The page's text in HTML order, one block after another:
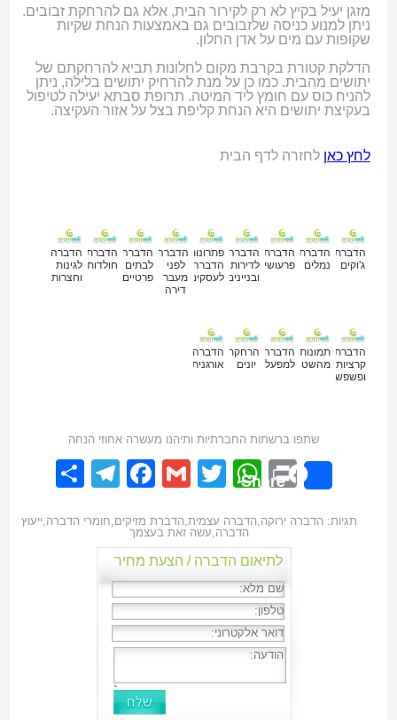
מזגן יעיל בקיץ לא רק לקירור הבית, אלא גם להרחקת זבובים.
ניתן למנוע כניסה שלזבובים גם באמצעות הנחת שקיות
שקופות עם מים על אדן החלון.
הדלקת קטורת בקרבת מקום לחלונות תביא להרחקתם של
יתושים מהבית. כמו כן על מנת להרחיק יתושים בלילה, ניתן
להניח כוס עם חומץ ליד המיטה. תרופת סבתא יעילה לטיפול
בעקיצת יתושים היא הנחת קליפת בצל על אזור העקיצה.
לחץ כאן לחזרה לדף הבית
הדברת
ג'וקים
הדברת
נמלים
הדברת
פרעושים
הדברה
לדירות
ובניינים
פתרונות
הדברה
לעסקים
הדברה
לפני
מעבר
דירה
הדברה
לבתים
פרטיים
הדברת
חולדות
הדברה
לגינות
וחצרות
הדברת
קרציות
ופשפשים
תמונות
מהשטח
הדברה
למפעלים
הרחקת
יונים
הדברה
אורגנית
שתפו ברשתות החברתיות ותיהנו מעשרה אחוזי הנחה
Share
Print
WhatsApp
Twitter
Gmail
Facebook
תגיות: הדברה ירוקה הדברה עצמית, הדברת מזיקים חומרי הדברה ייעוץ
הדברה עשה זאת בעצמך
לתיאום הדברה / הצעת מחיר